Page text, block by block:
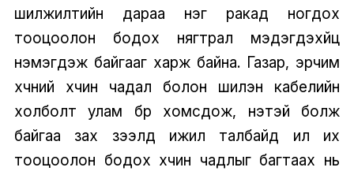
шилжилтийн дараа нэг ракад ногдох
тооцоолон бодох нягтрал мэдэгдэхүйц
нэмэгдэж байгааг харж байна. Газар, эрчим
хүчний хүчин чадал болон шилэн кабелийн
холболт улам бүр хомсдож, үнэтэй болж
байгаа зах зээлд ижил талбайд илүү их
тооцоолон бодох хүчин чадлыг багтаах нь